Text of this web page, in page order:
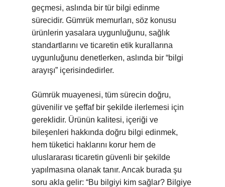
geçmesi, aslında bir tür bilgi edinme
sürecidir. Gümrük memurları, söz konusu
ürünlerin yasalara uygunluğunu, sağlık
standartlarını ve ticaretin etik kurallarına
uygunluğunu denetlerken, aslında bir “bilgi
arayışı” içerisindedirler.
Gümrük muayenesi, tüm sürecin doğru,
güvenilir ve şeffaf bir şekilde ilerlemesi için
gereklidir. Ürünün kalitesi, içeriği ve
bileşenleri hakkında doğru bilgi edinmek,
hem tüketici haklarını korur hem de
uluslararası ticaretin güvenli bir şekilde
yapılmasına olanak tanır. Ancak burada şu
soru akla gelir: “Bu bilgiyi kim sağlar? Bilgiye